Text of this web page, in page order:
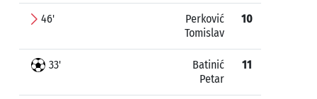
46'
Perković
Tomislav
10
33'
Batinić
Petar
11